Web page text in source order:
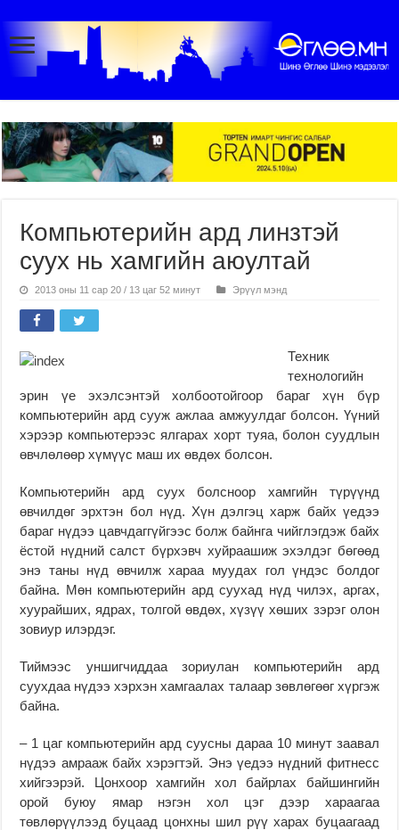
Компьютерийн ард линзтэй
суух нь хамгийн аюултай
2013 оны 11 сар 20 / 13 цаг 52 минут Эрүүл мэнд
Техник
технологийн
эрин үе эхэлсэнтэй холбоотойгоор бараг хүн бүр
компьютерийн ард сууж ажлаа амжуулдаг болсон. Үүний
хэрээр компьютерээс ялгарах хорт туяа, болон суудлын
өвчлөлөөр хүмүүс маш их өвдөх болсон.
Компьютерийн ард суух болсноор хамгийн түрүүнд
өвчилдөг эрхтэн бол нүд. Хүн дэлгэц харж байх үедээ
бараг нүдээ цавчдаггүйгээс болж байнга чийглэгдэж байх
ёстой нүдний салст бүрхэвч хуйраашиж эхэлдэг бөгөөд
энэ таны нүд өвчилж хараа муудах гол үндэс болдог
байна. Мөн компьютерийн ард суухад нүд чилэх, аргах,
хуурайших, ядрах, толгой өвдөх, хүзүү хөших зэрэг олон
зовиур илэрдэг.
Тиймээс уншигчиддаа зориулан компьютерийн ард
суухдаа нүдээ хэрхэн хамгаалах талаар зөвлөгөөг хүргэж
байна.
– 1 цаг компьютерийн ард суусны дараа 10 минут заавал
нүдээ амрааж байх хэрэгтэй. Энэ үедээ нүдний фитнесс
хийгээрэй. Цонхоор хамгийн хол байрлах байшингийн
орой буюу ямар нэгэн хол цэг дээр хараагаа
төвлөрүүлээд буцаад цонхны шил рүү харах буцаагаад